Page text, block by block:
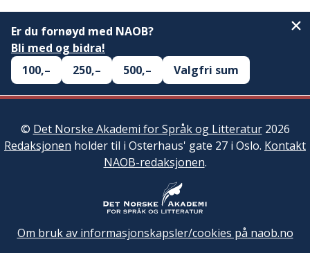
Er du fornøyd med NAOB?
Bli med og bidra!
100,–
250,– 500,– Valgfri sum
© Det Norske Akademi for Språk og Litteratur2026
Redaksjonen holder til i Osterhaus' gate 27 i Oslo. Kontakt
NAOB-redaksjonen.
Om bruk av informasjonskapsler/cookies på naob.no